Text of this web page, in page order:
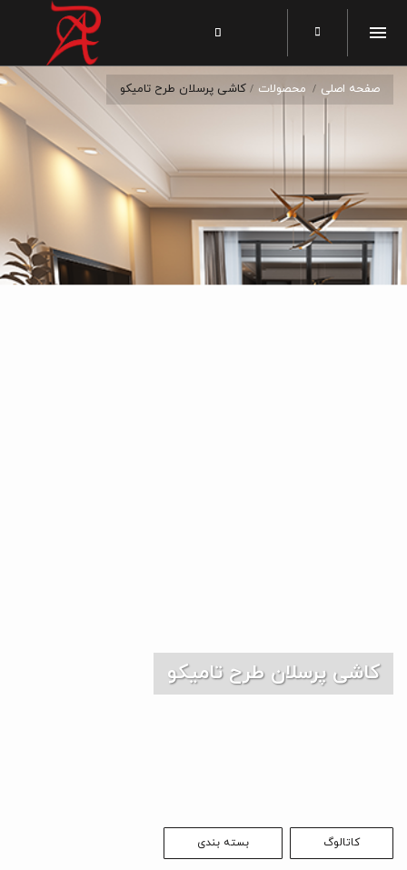
صفحه اصلی محصولات کاشی پرسلان طرح تامیکو
کاشی پرسلان طرح تامیکو
کاتالوگ بسته بندی